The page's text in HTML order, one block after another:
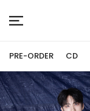
PRE-ORDER CD